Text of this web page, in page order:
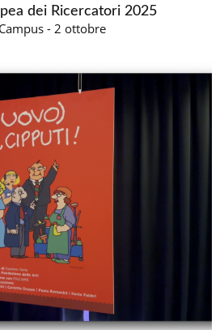
dei Ricercatori 2025
- 2 ottobre